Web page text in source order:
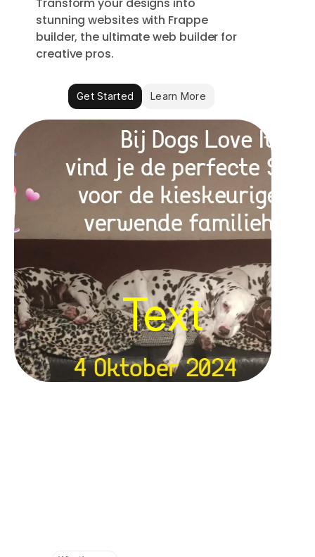
stunning websites with Frappe
builder, the ultimate web builder for
creative pros.
Get Started Learn More
Text